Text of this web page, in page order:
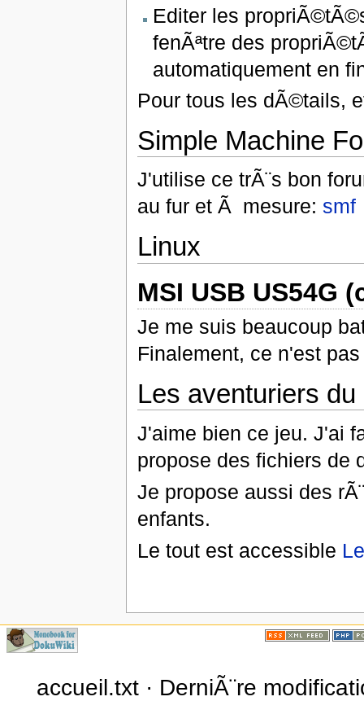
Editer les
fenÃªtre des
automatiquement en
Pour tous les dÃ©tails,
Simple Machine
J'utilise ce trÃ¨s bon
au fur et Ã mesure: smf
Linux
MSI USB US54G
Je me suis beaucoup
Finalement, ce n'est
Les aventuriers du
J'aime bien ce jeu. J'ai
propose des fichiers de
Je propose aussi des
enfants.
Le tout est accessible
accueil.txt · DerniÃ¨re